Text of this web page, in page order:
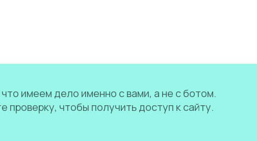
имеем дело именно с вами, а не с ботом.
проверку, чтобы получить доступ к сайту.